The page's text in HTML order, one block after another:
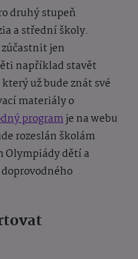
druhý stupeň
a střední školy.
zúčastnit jen
například stavět
už bude znát své
materiály o
programje na webu
rozeslán školám
Olympiády dětí a
sportovat